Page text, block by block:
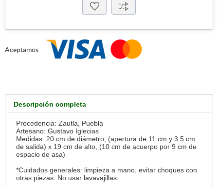
Aceptamos
Descripción completa
Procedencia: Zautla, Puebla
Artesano: Gustavo Iglecias
Medidas: 20 cm de diámetro, (apertura de 11 cm y 3.5 cm
de salida) x 19 cm de alto, (10 cm de acuerpo por 9 cm de
espacio de asa)
*Cuidados generales: limpieza a mano, evitar choques con
otras piezas. No usar lavavajillas.